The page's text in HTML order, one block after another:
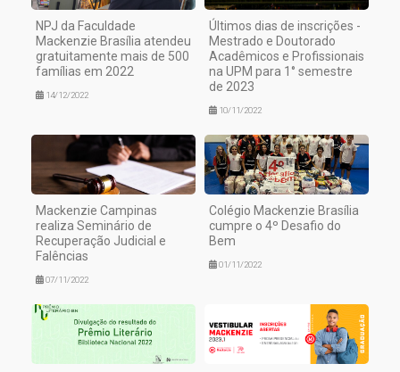
NPJ da Faculdade
Mackenzie Brasília atendeu
gratuitamente mais de 500
famílias em 2022
14/12/2022
Últimos dias de inscrições -
Mestrado e Doutorado
Acadêmicos e Profissionais
na UPM para 1° semestre
de 2023
10/11/2022
Mackenzie Campinas
realiza Seminário de
Recuperação Judicial e
Falências
07/11/2022
Colégio Mackenzie Brasília
cumpre o 4º Desafio do
Bem
01/11/2022